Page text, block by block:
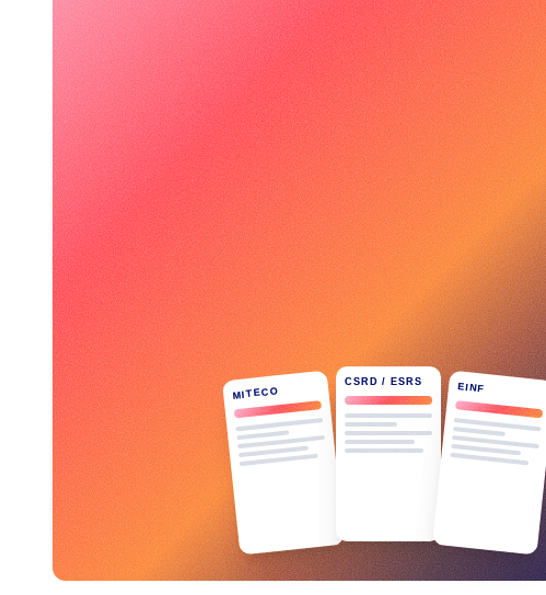
MITECO
CSRD / ESRS EINF